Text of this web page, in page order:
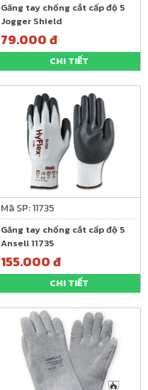
Găng tay chống cắt cấp độ 5
Jogger Shield
79.000 đ
CHI TIẾT
Mã SP: 11735
Găng tay chống cắt cấp độ 5
Ansell 11735
155.000 đ
CHI TIẾT